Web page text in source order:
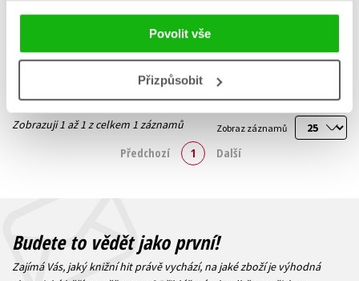
Povolit vše
Přizpůsobit
279 Kč
Zobraz záznamů
Zobrazuji 1 až 1 z celkem 1 záznamů
Předchozí 1 Další
Budete to vědět jako první!
Zajímá Vás, jaký knižní hit právě vychází, na jaké zboží je výhodná